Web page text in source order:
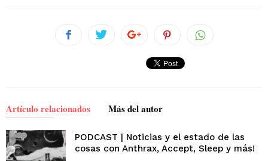
Artículo relacionados Más del autor
PODCAST | Noticias y el estado de las
cosas con Anthrax, Accept, Sleep y más!